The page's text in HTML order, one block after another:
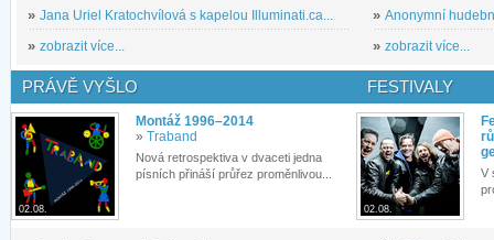
» Jana Uriel Kratochvílová s kapelou Illuminati.ca...
» zobrazit více...
» Anonymní
» zobrazit více...
PRÁVĚ VYŠLO
02.08.
Montáž 1996–2014
» Traband
Nová retrospektiva v dvaceti jedna
písních přináší průřez proměnlivou...
FESTIVALY
02.08.
V